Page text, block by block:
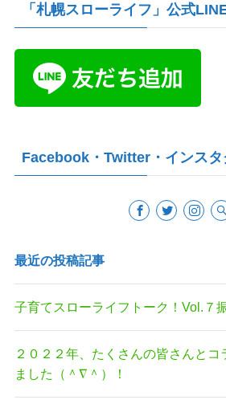
「札幌スローライフ」公式
Facebook・Twitter・インスタ
最近の投稿記事
子育てスローライフトーク！Vol.７
２０２２年、たくさんの皆さんとコ
ました（＾∇＾）！